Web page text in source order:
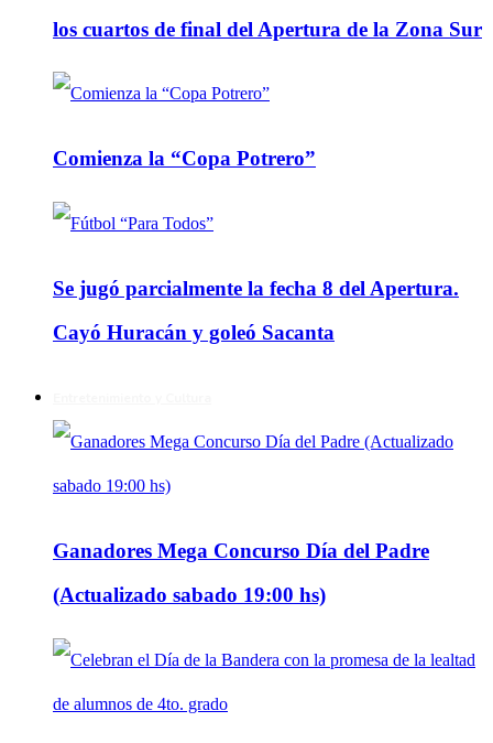
los cuartos de final del Apertura de la Zona Sur
Comienza la “Copa Potrero”
Se jugó parcialmente la fecha 8 del Apertura.
Cayó Huracán y goleó Sacanta
Ganadores Mega Concurso Día del Padre
(Actualizado sabado 19:00 hs)